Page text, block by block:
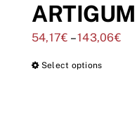
54,17€ –143,06€
Select options